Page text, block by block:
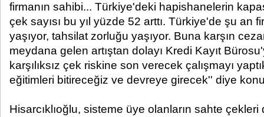
firmanın sahibi... Türkiye'deki hapishanelerin
çek sayısı bu yıl yüzde 52 arttı. Türkiye'de şu an
yaşıyor, tahsilat zorluğu yaşıyor. Buna karşın
meydana gelen artıştan dolayı Kredi Kayıt
karşılıksız çek riskine son verecek çalışmayı
eğitimleri bitireceğiz ve devreye girecek'' diye
Hisarcıklıoğlu, sisteme üye olanların sahte